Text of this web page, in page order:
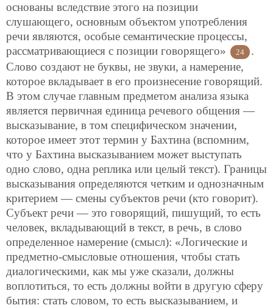
основаны вследствие этого на позиции
слушающего, основным объектом употребления
речи являются, особые семантические процессы,
рассматривающиеся с позиции говорящего»
24
.
Слово создают не буквы, не звуки, а намерение,
которое вкладывает в его произнесение говорящий.
В этом случае главным предметом анализа языка
является первичная единица речевого общения —
высказывание, в том специфическом значении,
которое имеет этот термин у Бахтина (вспомним,
что у Бахтина высказыванием может выступать
одно слово, одна реплика или целый текст). Границы
высказывания определяются четким и однозначным
критерием — смены субъектов речи (кто говорит).
Субъект речи — это говорящий, пишущий, то есть
человек, вкладывающий в текст, в речь, в слово
определенное намерение (смысл): «Логические и
предметно-смысловые отношения, чтобы стать
диалогическими, как мы уже сказали, должны
воплотиться, то есть должны войти в другую сферу
бытия: стать словом, то есть высказыванием, и